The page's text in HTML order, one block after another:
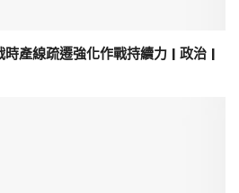
產線疏遷強化作戰持續力 | 政治 |